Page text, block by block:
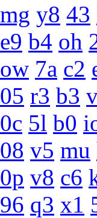
mg y8 43
e9 b4 oh
ow 7a c2
05 r3 b3
0c 5l b0
08 v5 mu
0p v8 c6
96 q3 x1